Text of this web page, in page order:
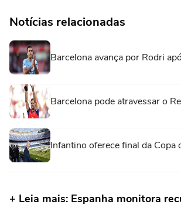
Notícias relacionadas
Barcelona avança por Rodri
Barcelona pode atravessar o
Infantino oferece final da
+ Leia mais: Espanha monitora